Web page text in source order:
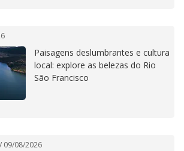
Paisagens deslumbrantes e cultura
local: explore as belezas do Rio
São Francisco
09/08/2026